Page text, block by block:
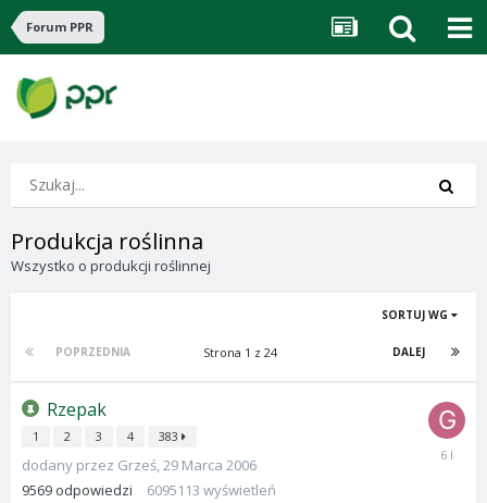
Forum PPR
Produkcja roślinna
Wszystko o produkcji roślinnej
SORTUJ WG
POPRZEDNIA DALEJ
Strona 1 z 24
Rzepak
1 2 3 4 383
dodany przez Grześ,29 Marca 2006
9569 odpowiedzi 6095113 wyświetleń
24